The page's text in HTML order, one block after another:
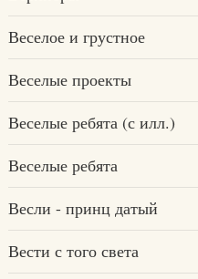
Веселое и грустное
Веселые проекты
Веселые ребята (с илл.)
Веселые ребята
Весли - принц датый
Вести с того света